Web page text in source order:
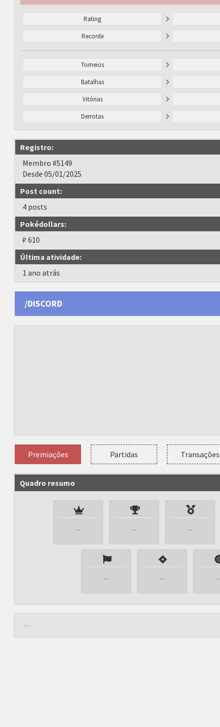
Rating
Recorde
Torneios
Batalhas
Vitórias
Derrotas
Registro:
Membro #5149
Desde 05/01/2025
Post count:
4 posts
Pokédollars:
₽ 610
Última atividade:
1 ano atrás
/DISCORD
Premiações Partidas Transações
Quadro resumo
--- --- ---
--- --- ---
---